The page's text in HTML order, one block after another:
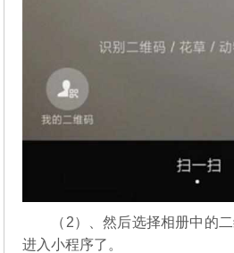
（2）、然后选择相册中的
进入小程序了。